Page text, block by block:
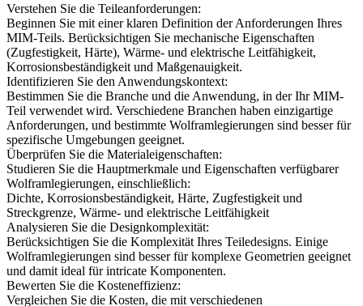
Verstehen Sie die Teileanforderungen:
Beginnen Sie mit einer klaren Definition der Anforderungen Ihres
MIM-Teils. Berücksichtigen Sie mechanische Eigenschaften
(Zugfestigkeit, Härte), Wärme- und elektrische Leitfähigkeit,
Korrosionsbeständigkeit und Maßgenauigkeit.
Identifizieren Sie den Anwendungskontext:
Bestimmen Sie die Branche und die Anwendung, in der Ihr MIM-
Teil verwendet wird. Verschiedene Branchen haben einzigartige
Anforderungen, und bestimmte Wolframlegierungen sind besser für
spezifische Umgebungen geeignet.
Überprüfen Sie die Materialeigenschaften:
Studieren Sie die Hauptmerkmale und Eigenschaften verfügbarer
Wolframlegierungen, einschließlich:
Dichte, Korrosionsbeständigkeit, Härte, Zugfestigkeit und
Streckgrenze, Wärme- und elektrische Leitfähigkeit
Analysieren Sie die Designkomplexität:
Berücksichtigen Sie die Komplexität Ihres Teiledesigns. Einige
Wolframlegierungen sind besser für komplexe Geometrien geeignet
und damit ideal für intricate Komponenten.
Bewerten Sie die Kosteneffizienz:
Vergleichen Sie die Kosten, die mit verschiedenen